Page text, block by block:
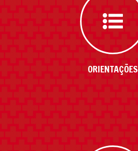
ORIENTAÇÕES